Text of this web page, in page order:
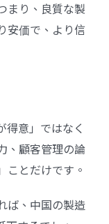
まり、良質な製
安価で、より信
得意」ではなく
、顧客管理の論
ことだけです。
ば、中国の製造